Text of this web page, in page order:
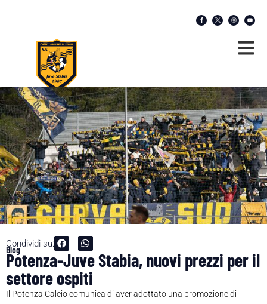
Condividi su:
Blog
Potenza-Juve Stabia, nuovi prezzi per il
settore ospiti
Il Potenza Calcio comunica di aver adottato una promozionedi